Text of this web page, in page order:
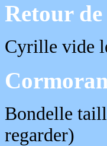
Retour de
Cyrille vide
Bondelle
regarder)